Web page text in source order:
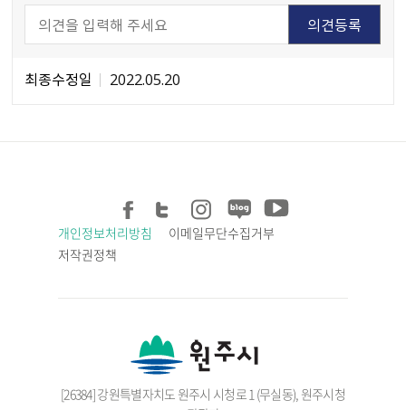
최종수정일 2022.05.20
개인정보처리방침
이메일무단수집거부
저작권정책
[26384] 강원특별자치도 원주시 시청로 1 (무실동), 원주시청